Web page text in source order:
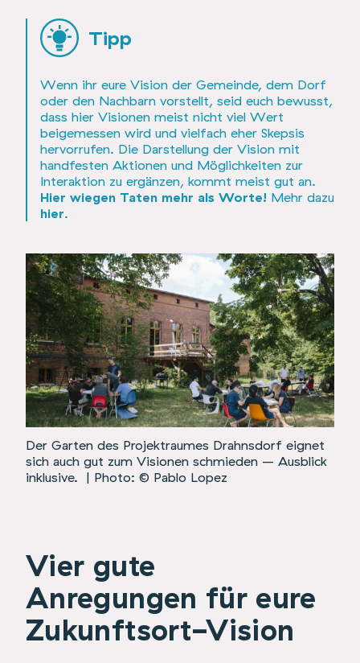
Tipp
Wenn ihr eure Vision der Gemeinde, dem Dorf
oder den Nachbarn vorstellt, seid euch bewusst,
dass hier Visionen meist nicht viel Wert
beigemessen wird und vielfach eher Skepsis
hervorrufen. Die Darstellung der Vision mit
handfesten Aktionen und Möglichkeiten zur
Interaktion zu ergänzen, kommt meist gut an.
Hier wiegen Taten mehr als Worte! Mehr dazu
hier.
Der Garten des Projektraumes Drahnsdorf eignet
sich auch gut zum Visionen schmieden – Ausblick
inklusive. | Photo: © Pablo Lopez
Vier gute
Anregungen für eure
Zukunftsort-Vision